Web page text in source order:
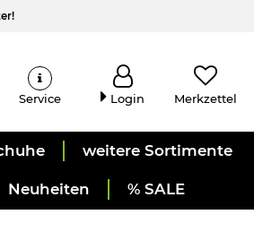
Service Login Merkzettel
weitere Sortimente
Neuheiten % SALE